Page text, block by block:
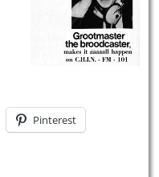
Pinterest